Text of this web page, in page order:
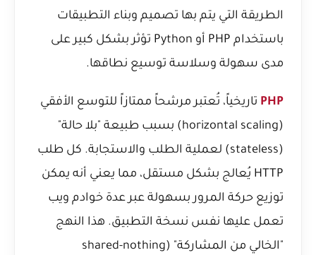
الطريقة التي يتم بها تصميم وبناء التطبيقات
باستخدام PHP أو Python تؤثر بشكل كبير على
مدى سهولة وسلاسة توسيع نطاقها.
PHP تاريخياً، تُعتبر مرشحاً ممتازاً للتوسع الأفقي
(horizontal scaling) بسبب طبيعة "بلا حالة"
(stateless) لعملية الطلب والاستجابة. كل طلب
HTTP يُعالج بشكل مستقل، مما يعني أنه يمكن
توزيع حركة المرور بسهولة عبر عدة خوادم ويب
تعمل عليها نفس نسخة التطبيق. هذا النهج
"الخالي من المشاركة" (shared-nothing